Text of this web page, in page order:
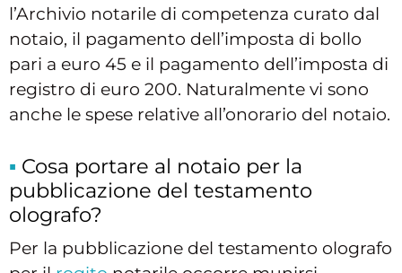
l’Archivio notarile di competenza curato dal
notaio, il pagamento dell’imposta di bollo
pari a euro 45 e il pagamento dell’imposta di
registro di euro 200. Naturalmente vi sono
anche le spese relative all’onorario del notaio.
Cosa portare al notaio per la
pubblicazione del testamento
olografo?
Per la pubblicazione del testamento olografo